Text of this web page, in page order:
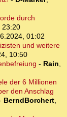
durch
23:20
01:02
und weitere
10:50
- Rain,
der 6 Millionen
den Anschlag
BerndBorchert,